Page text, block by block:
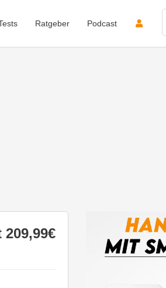
Ratgeber Podcast